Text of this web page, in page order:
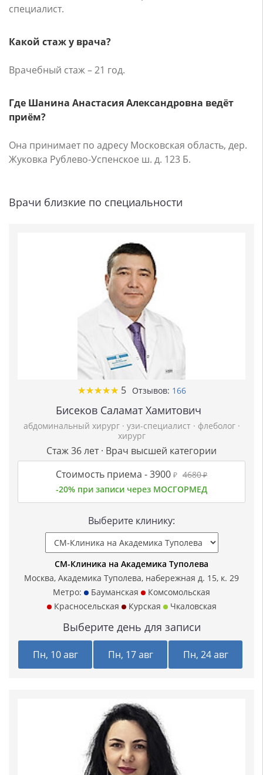
специалист.
Какой стаж у врача?
Врачебный стаж – 21 год.
Где Шанина Анастасия Александровна ведёт
приём?
Она принимает по адресу Московская область, дер.
Жуковка Рублево-Успенское ш. д. 123 Б.
Врачи близкие по специальности
★★★★★
★★★★★ 5 Отзывов: 166
Бисеков Саламат Хамитович
абдоминальный хирург · узи-специалист · флеболог ·
хирург
Стаж 36 лет · Врач высшей категории
Стоимость приема -3900 ₽ 4680₽
-20% при записи через МОСГОРМЕД
Выберите клинику:
СМ-Клиника на Академика Туполева
Москва, Академика Туполева, набережная д. 15, к. 29
Метро:
Бауманская
Комсомольская
Красносельская
Курская Чкаловская
Выберите день для записи
Пн, 10 авг Пн, 17 авг Пн, 24 авг